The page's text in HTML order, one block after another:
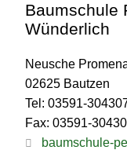
Baumschule
Wünderlich
Neusche
02625 Bautzen
Tel: 03591-
Fax: 03591-
baumschule-